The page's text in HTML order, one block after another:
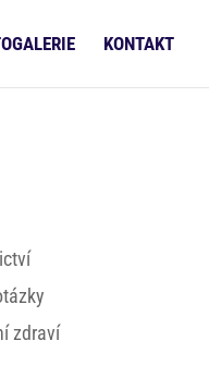
KONTAKT
zdraví